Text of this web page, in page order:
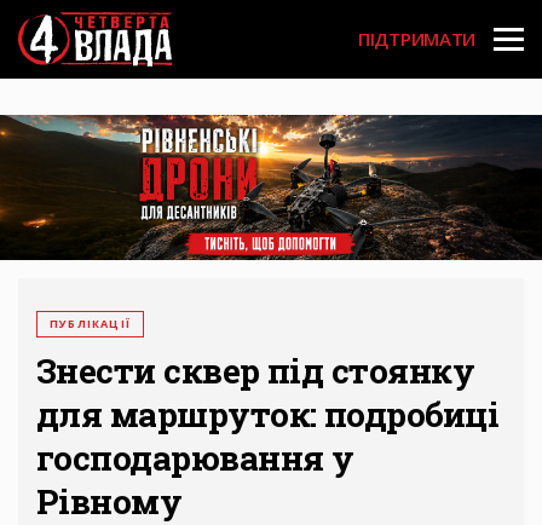
Перейти
до
основного
вмісту
User
account
menu
ПІДТРИМАТИ
ПУБЛІКАЦІЇ
Знести сквер під стоянку
для маршруток: подробиці
господарювання у
Рівному